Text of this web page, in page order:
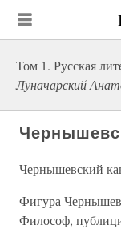
Том 1. Русская
Луначарский
Чернышевский
Фигура
Философ,